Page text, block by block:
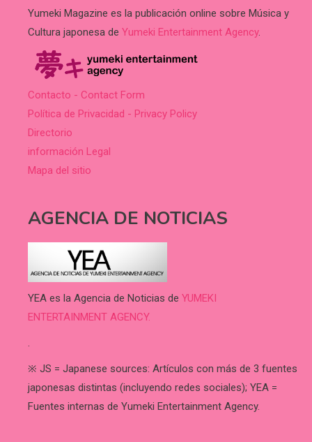
Yumeki Magazine es la publicación online sobre Música y
Cultura japonesa de Yumeki Entertainment Agency.
Contacto - Contact Form
Política de Privacidad - Privacy Policy
Directorio
información Legal
Mapa del sitio
AGENCIA DE NOTICIAS
YEA es la Agencia de Noticias de YUMEKI
ENTERTAINMENT AGENCY.
.
※ JS = Japanese sources: Artículos con más de 3 fuentes
japonesas distintas (incluyendo redes sociales); YEA =
Fuentes internas de Yumeki Entertainment Agency.